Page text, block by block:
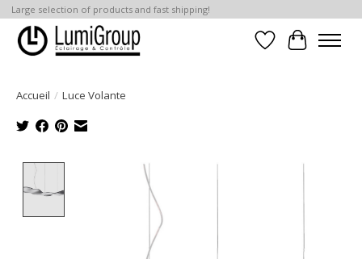
Large selection of products and fast shipping!
Liste dePanier
Accueil / Luce Volante
Product image slideshow Items